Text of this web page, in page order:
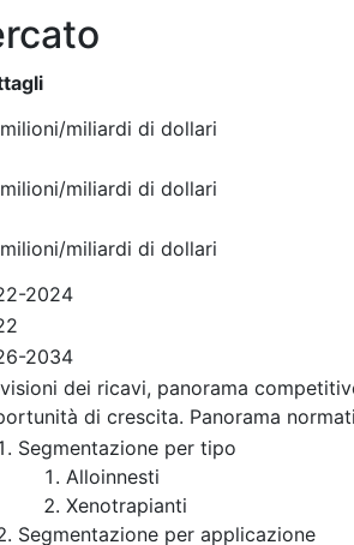
miliardi di dollari
miliardi di dollari
miliardi di dollari
2024
2034
dei ricavi, panorama
di crescita. Panorama
Segmentazione per tipo
Alloinnesti
Xenotrapianti
Segmentazione per applicazione